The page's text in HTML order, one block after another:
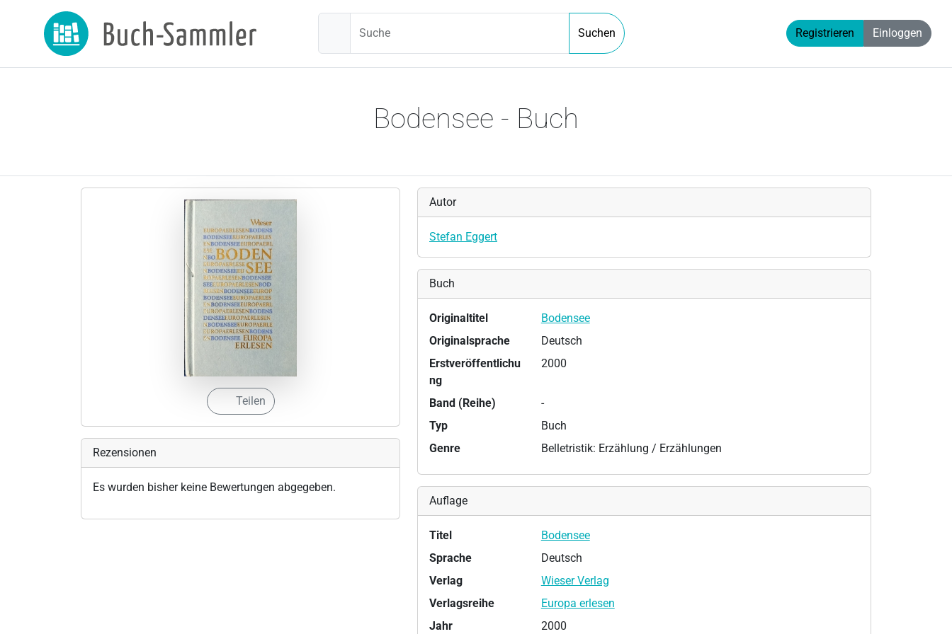
Suche Suchen Registrieren Einloggen
Bodensee - Buch
Teilen
Rezensionen
Es wurden bisher keine Bewertungen abgegeben.
Autor
Stefan Eggert
Buch
Originaltitel
Bodensee
Originalsprache
Deutsch
Erstveröffentlichu
ng
2000
Band (Reihe)
-
Typ
Buch
Genre
Belletristik: Erzählung / Erzählungen
Auflage
Titel
Bodensee
Sprache
Deutsch
Verlag
Wieser Verlag
Verlagsreihe
Europa erlesen
Jahr
2000